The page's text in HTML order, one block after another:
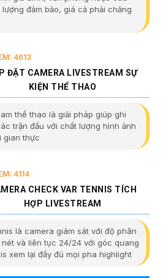
đảm bảo, giá cả phải chăng
4613
ĐẶT CAMERA LIVESTREAM SỰ
KIỆN THỂ THAO
thể thao là giải pháp giúp ghi
trận đấu với chất lượng hình ảnh
gian thực
4114
CHECK VAR TENNIS TÍCH
HỢP LIVESTREAM
là camera giám sát với độ phân
nét và liên tục 24/24 với góc quang
xem lại đầy đủ mọi pha highlight